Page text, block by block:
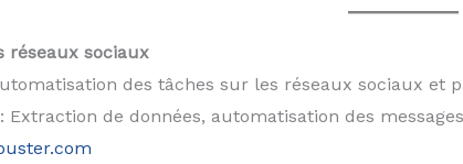
réseaux sociaux
des tâches sur les réseaux sociaux et
Extraction de données, automatisation des